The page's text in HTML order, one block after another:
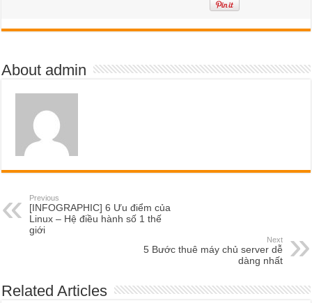
About admin
Previous
[INFOGRAPHIC] 6 Ưu điểm của
Linux – Hệ điều hành số 1 thế
giới
Next
5 Bước thuê máy chủ server dễ
dàng nhất
Related Articles